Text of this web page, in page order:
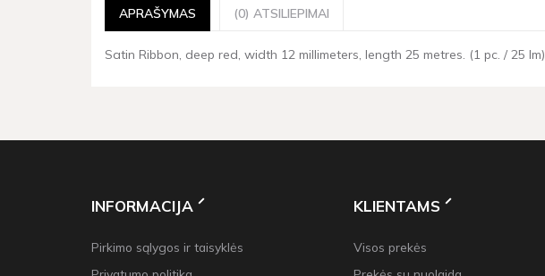
APRAŠYMAS (0) ATSILIEPIMAI
Satin Ribbon, deep red, width 12 millimeters, length 25 metres. (1 pc. / 25 lm)
INFORMACIJA
Pirkimo sąlygos ir taisyklės
KLIENTAMS
Visos prekės